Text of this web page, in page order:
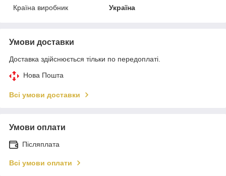
Країна виробник
Україна
Умови доставки
Доставка здійснюється тільки по передоплаті.
Нова Пошта
Всі умови доставки
Умови оплати
Післяплата
Всі умови оплати